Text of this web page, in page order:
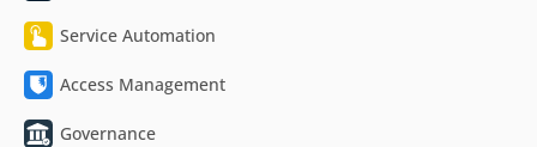
Service Automation
Access Management
Governance